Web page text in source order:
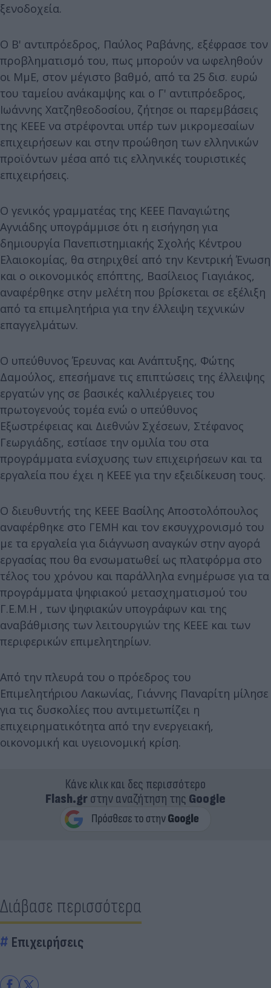
ξενοδοχεία.
Ο Β' αντιπρόεδρος, Παύλος Ραβάνης, εξέφρασε τον
προβληματισμό του, πως μπορούν να ωφεληθούν
οι ΜμΕ, στον μέγιστο βαθμό, από τα 25 δισ. ευρώ
του ταμείου ανάκαμψης και ο Γ' αντιπρόεδρος,
Ιωάννης Χατζηθεοδοσίου, ζήτησε οι παρεμβάσεις
της ΚΕΕΕ να στρέφονται υπέρ των μικρομεσαίων
επιχειρήσεων και στην προώθηση των ελληνικών
προϊόντων μέσα από τις ελληνικές τουριστικές
επιχειρήσεις.
Ο γενικός γραμματέας της ΚΕΕΕ Παναγιώτης
Αγνιάδης υπογράμμισε ότι η εισήγηση για
δημιουργία Πανεπιστημιακής Σχολής Κέντρου
Ελαιοκομίας, θα στηριχθεί από την Κεντρική Ένωση
και ο οικονομικός επόπτης, Βασίλειος Γιαγιάκος,
αναφέρθηκε στην μελέτη που βρίσκεται σε εξέλιξη
από τα επιμελητήρια για την έλλειψη τεχνικών
επαγγελμάτων.
Ο υπεύθυνος Έρευνας και Ανάπτυξης, Φώτης
Δαμούλος, επεσήμανε τις επιπτώσεις της έλλειψης
εργατών γης σε βασικές καλλιέργειες του
πρωτογενούς τομέα ενώ ο υπεύθυνος
Εξωστρέφειας και Διεθνών Σχέσεων, Στέφανος
Γεωργιάδης, εστίασε την ομιλία του στα
προγράμματα ενίσχυσης των επιχειρήσεων και τα
εργαλεία που έχει η ΚΕΕΕ για την εξειδίκευση τους.
O διευθυντής της ΚΕΕΕ Βασίλης Αποστολόπουλος
αναφέρθηκε στο ΓΕΜΗ και τον εκσυγχρονισμό του
με τα εργαλεία για διάγνωση αναγκών στην αγορά
εργασίας που θα ενσωματωθεί ως πλατφόρμα στο
τέλος του χρόνου και παράλληλα ενημέρωσε για τα
προγράμματα ψηφιακού μετασχηματισμού του
Γ.Ε.Μ.Η , των ψηφιακών υπογράφων και της
αναβάθμισης των λειτουργιών της ΚΕΕΕ και των
περιφερικών επιμελητηρίων.
Από την πλευρά του ο πρόεδρος του
Επιμελητήριου Λακωνίας, Γιάννης Παναρίτη μίλησε
για τις δυσκολίες που αντιμετωπίζει η
επιχειρηματικότητα από την ενεργειακή,
οικονομική και υγειονομική κρίση.
Κάνε κλικ και δες περισσότερο
Flash.grστην αναζήτηση της Google
Διάβασε περισσότερα
Επιχειρήσεις